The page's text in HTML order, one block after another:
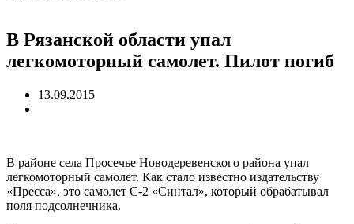
В Рязанской области упал
легкомоторный самолет. Пилот погиб
13.09.2015
В районе села Просечье Новодеревенского района упал
легкомоторный самолет. Как стало известно издательству
«Пресса», это самолет С-2 «Синтал», который обрабатывал
поля подсолнечника.